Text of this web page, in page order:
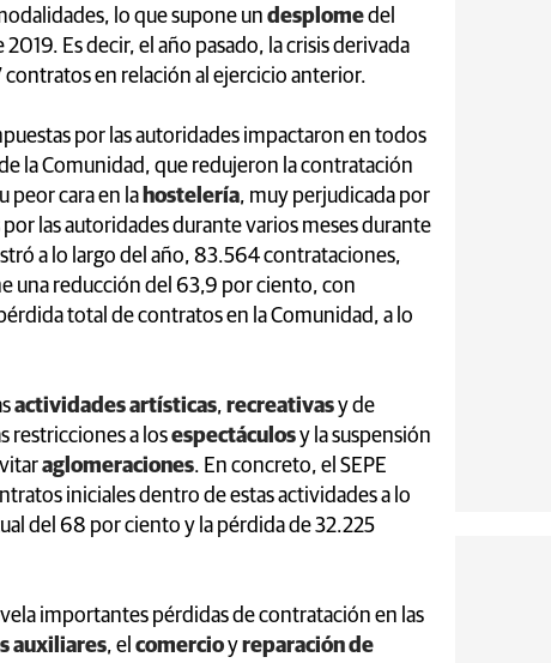
lo que supone un desplomedel
Es decir, el año pasado, la crisis derivada
en relación al ejercicio anterior.
por las autoridades impactaron en todos
la Comunidad, que redujeron la contratación
peor cara en la hostelería, muy perjudicada por
las autoridades durante varios meses durante
a lo largo del año, 83.564 contrataciones,
una reducción del 63,9 por ciento, con
total de contratos en la Comunidad, a lo
actividades artísticas, recreativasy de
restricciones a losespectáculosy la suspensión
aglomeraciones. En concreto, el SEPE
iniciales dentro de estas actividades a lo
del 68 por ciento y la pérdida de 32.225
importantes pérdidas de contratación en las
auxiliares, el comercioyreparación de